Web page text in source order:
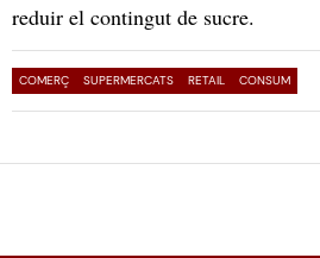
reduir el contingut de sucre.
COMERÇ SUPERMERCATS RETAIL CONSUM